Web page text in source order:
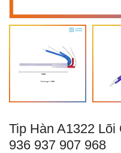
Tip Hàn A1322 Lõi
936 937 907 968